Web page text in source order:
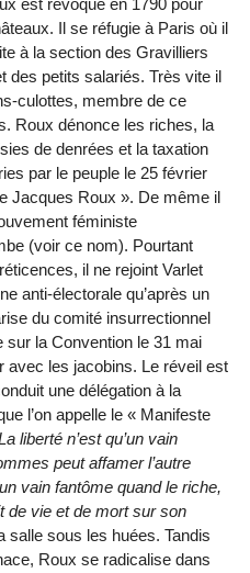
est révoqué en 1790 pour
Il se réfugie à Paris où il
à la section des Gravilliers
des petits salariés. Très vite il
culottes, membre de ce
Roux dénonce les riches, la
de denrées et la taxation
par le peuple le 25 février
Jacques Roux ». De même il
féministe
(voir ce nom). Pourtant
il ne rejoint Varlet
anti-électorale qu’après un
du comité insurrectionnel
sur la Convention le 31 mai
avec les jacobins. Le réveil est
une délégation à la
l’on appelle le « Manifeste
liberté n’est qu’un vain
peut affamer l’autre
vain fantôme quand le riche,
de vie et de mort sur son
salle sous les huées. Tandis
Roux se radicalise dans